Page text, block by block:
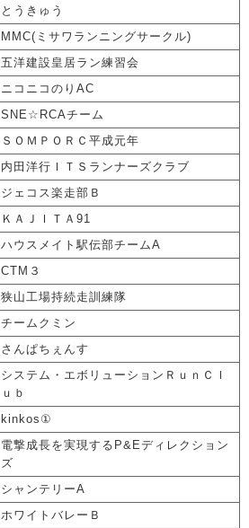
とうきゅう
MMC(ミサワランニングサークル)
五洋建設皇居ラン練習会
ニコニコのりAC
SNE☆RCAチーム
ＳＯＭＰＯＲＣ平成元年
内田洋行ＩＴＳランナーズクラブ
ジェコス楽走部Ｂ
ＫＡＪＩＴＡ91
ハウスメイト駅伝部チームA
CTM３
狭山工場持続走訓練隊
チームクミン
さんぱちぇんす
システム・エボリューションＲｕｎＣｌ
ｕｂ
kinkos①
電撃成長を実現するP&Eディレクション
ズ
シャンテリーA
ホワイトバレーＢ